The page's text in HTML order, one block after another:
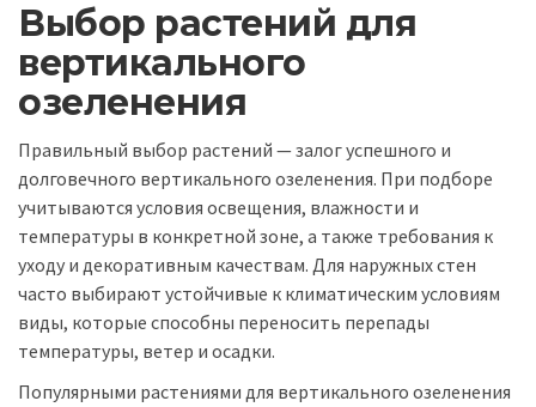
Выбор растений для
вертикального
озеленения
Правильный выбор растений — залог успешного и
долговечного вертикального озеленения. При подборе
учитываются условия освещения, влажности и
температуры в конкретной зоне, а также требования к
уходу и декоративным качествам. Для наружных стен
часто выбирают устойчивые к климатическим условиям
виды, которые способны переносить перепады
температуры, ветер и осадки.
Популярными растениями для вертикального озеленения